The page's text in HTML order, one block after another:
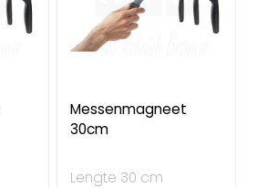
Messenmagneet
30cm
Lengte 30 cm